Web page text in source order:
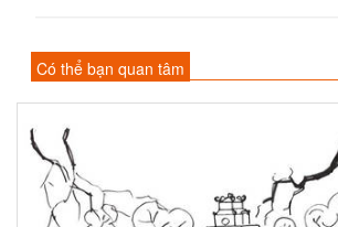
Có thể bạn quan tâm